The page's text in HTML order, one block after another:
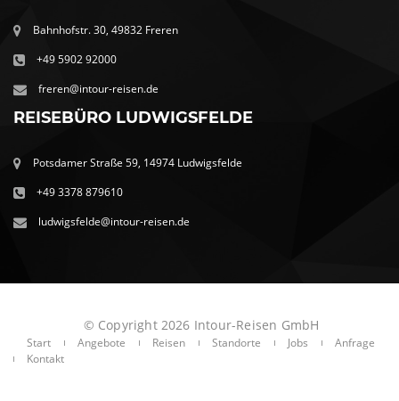
Bahnhofstr. 30, 49832 Freren
+49 5902 92000
freren@intour-reisen.de
REISEBÜRO LUDWIGSFELDE
Potsdamer Straße 59, 14974 Ludwigsfelde
+49 3378 879610
ludwigsfelde@intour-reisen.de
© Copyright 2026 Intour-Reisen GmbH
Start Angebote Reisen Standorte Jobs
Anfrage
Kontakt